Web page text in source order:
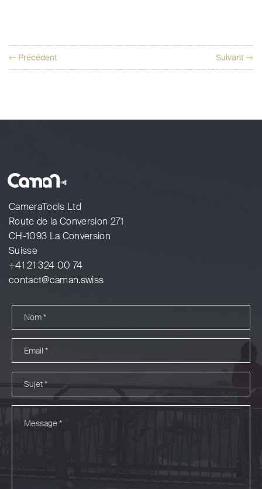
← Précédent Suivant →
CameraTools Ltd
Route de la Conversion 271
CH-1093 La Conversion
Suisse
+41 21 324 00 74
contact@caman.swiss